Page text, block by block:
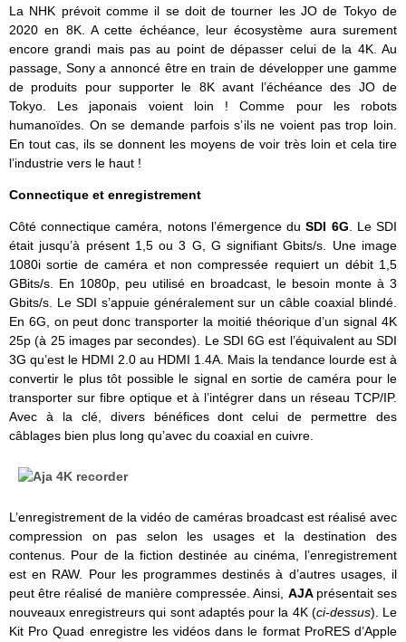
La NHK prévoit comme il se doit de tourner les JO de Tokyo de
2020 en 8K. A cette échéance, leur écosystème aura surement
encore grandi mais pas au point de dépasser celui de la 4K. Au
passage, Sony a annoncé être en train de développer une gamme
de produits pour supporter le 8K avant l’échéance des JO de
Tokyo. Les japonais voient loin ! Comme pour les robots
humanoïdes. On se demande parfois s’ils ne voient pas trop loin.
En tout cas, ils se donnent les moyens de voir très loin et cela tire
l’industrie vers le haut !
Connectique et enregistrement
Côté connectique caméra, notons l’émergence duSDI 6G. Le SDI
était jusqu’à présent 1,5 ou 3 G, G signifiant Gbits/s. Une image
1080i sortie de caméra et non compressée requiert un débit 1,5
GBits/s. En 1080p, peu utilisé en broadcast, le besoin monte à 3
Gbits/s. Le SDI s’appuie généralement sur un câble coaxial blindé.
En 6G, on peut donc transporter la moitié théorique d’un signal 4K
25p (à 25 images par secondes). Le SDI 6G est l’équivalent au SDI
3G qu’est le HDMI 2.0 au HDMI 1.4A. Mais la tendance lourde est à
convertir le plus tôt possible le signal en sortie de caméra pour le
transporter sur fibre optique et à l’intégrer dans un réseau TCP/IP.
Avec à la clé, divers bénéfices dont celui de permettre des
câblages bien plus long qu’avec du coaxial en cuivre.
L’enregistrement de la vidéo de caméras broadcast est réalisé avec
compression on pas selon les usages et la destination des
contenus. Pour de la fiction destinée au cinéma, l’enregistrement
est en RAW. Pour les programmes destinés à d’autres usages, il
peut être réalisé de manière compressée. Ainsi, AJA présentait ses
nouveaux enregistreurs qui sont adaptés pour la 4K (ci-dessus). Le
Kit Pro Quad enregistre les vidéos dans le format ProRES d’Apple